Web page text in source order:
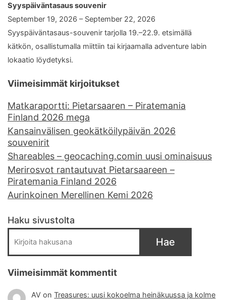
Syyspäiväntasaus souvenir
September 19, 2026 – September 22, 2026
Syyspäiväntasaus-souvenir tarjolla 19.–22.9. etsimällä
kätkön, osallistumalla miittiin tai kirjaamalla adventure labin
lokaatio löydetyksi.
Viimeisimmät kirjoitukset
Matkaraportti: Pietarsaaren – Piratemania
Finland 2026 mega
Kansainvälisen geokätköilypäivän 2026
souvenirit
Shareables – geocaching.comin uusi ominaisuus
Merirosvot rantautuvat Pietarsaareen –
Piratemania Finland 2026
Aurinkoinen Merellinen Kemi 2026
Haku sivustolta
Hae
Viimeisimmät kommentit
AV onTreasures: uusi kokoelma heinäkuussa ja kolme